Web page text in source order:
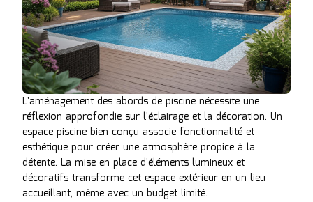
L'aménagement des abords de piscine nécessite une
réflexion approfondie sur l'éclairage et la décoration. Un
espace piscine bien conçu associe fonctionnalité et
esthétique pour créer une atmosphère propice à la
détente. La mise en place d'éléments lumineux et
décoratifs transforme cet espace extérieur en un lieu
accueillant, même avec un budget limité.